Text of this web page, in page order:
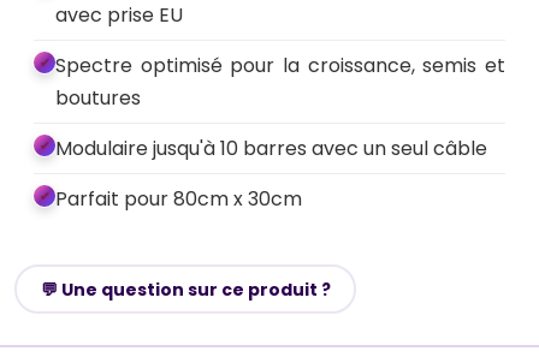
avec prise EU
Spectre optimisé pour la croissance, semis et
boutures
Modulaire jusqu'à 10 barres avec un seul câble
Parfait pour 80cm x 30cm
💬 Une question sur ce produit ?